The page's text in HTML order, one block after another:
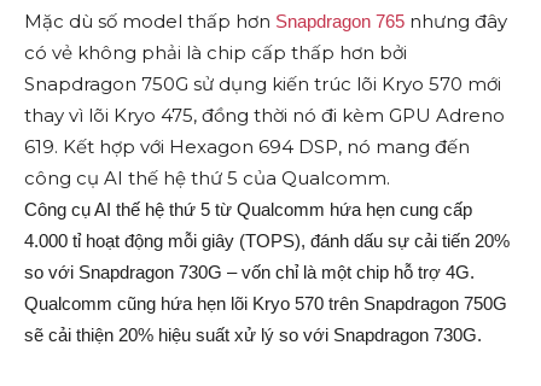
Mặc dù số model thấp hơn Snapdragon 765 nhưng đây
có vẻ không phải là chip cấp thấp hơn bởi
Snapdragon 750G sử dụng kiến trúc lõi Kryo 570 mới
thay vì lõi Kryo 475, đồng thời nó đi kèm GPU Adreno
619. Kết hợp với Hexagon 694 DSP, nó mang đến
công cụ AI thế hệ thứ 5 của Qualcomm.
Công cụ AI thế hệ thứ 5 từ Qualcomm hứa hẹn cung cấp
4.000 tỉ hoạt động mỗi giây (TOPS), đánh dấu sự cải tiến 20%
so với Snapdragon 730G – vốn chỉ là một chip hỗ trợ 4G.
Qualcomm cũng hứa hẹn lõi Kryo 570 trên Snapdragon 750G
sẽ cải thiện 20% hiệu suất xử lý so với Snapdragon 730G.